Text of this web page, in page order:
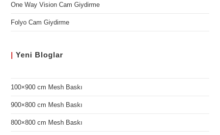
One Way Vision Cam Giydirme
Folyo Cam Giydirme
| Yeni Bloglar
100×900 cm Mesh Baskı
900×800 cm Mesh Baskı
800×800 cm Mesh Baskı